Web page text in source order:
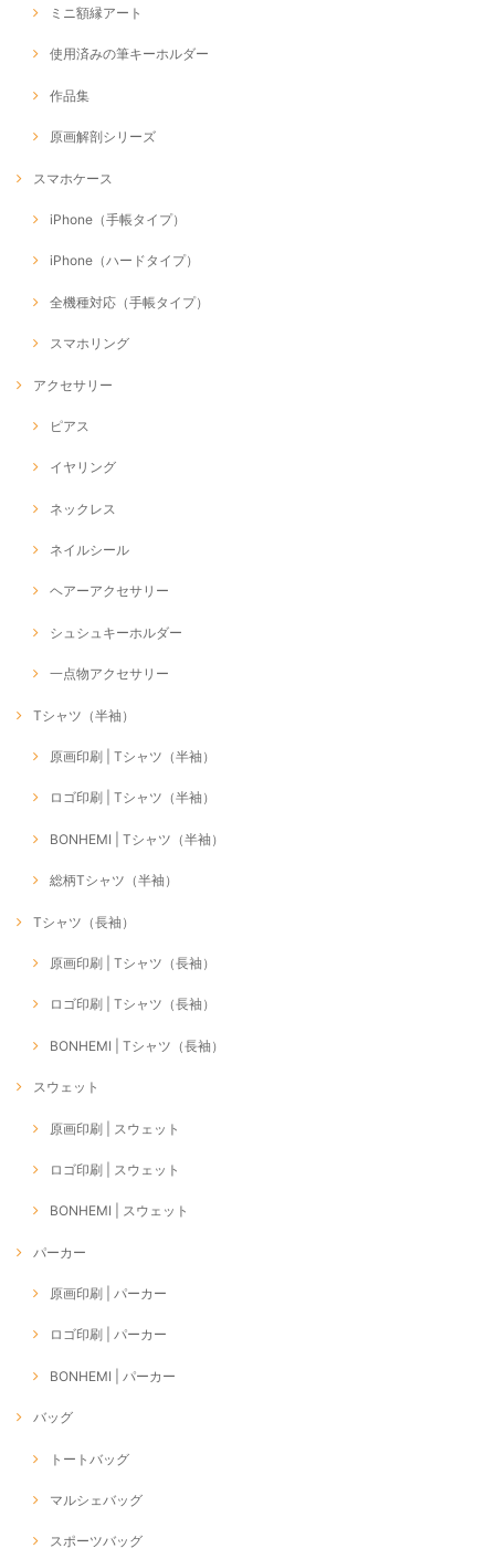
ミニ額縁アート
使用済みの筆キーホルダー
作品集
原画解剖シリーズ
スマホケース
iPhone（手帳タイプ）
iPhone（ハードタイプ）
全機種対応（手帳タイプ）
スマホリング
アクセサリー
ピアス
イヤリング
ネックレス
ネイルシール
ヘアーアクセサリー
シュシュキーホルダー
一点物アクセサリー
Tシャツ（半袖）
原画印刷 | Tシャツ（半袖）
ロゴ印刷 | Tシャツ（半袖）
BONHEMI | Tシャツ（半袖）
総柄Tシャツ（半袖）
Tシャツ（長袖）
原画印刷 | Tシャツ（長袖）
ロゴ印刷 | Tシャツ（長袖）
BONHEMI | Tシャツ（長袖）
スウェット
原画印刷 | スウェット
ロゴ印刷 | スウェット
BONHEMI | スウェット
パーカー
原画印刷 | パーカー
ロゴ印刷 | パーカー
BONHEMI | パーカー
バッグ
トートバッグ
マルシェバッグ
スポーツバッグ